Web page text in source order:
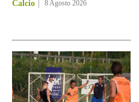
Calcio 8 Agosto 2026